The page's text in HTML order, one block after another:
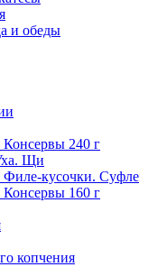
и обеды
240 г
Щи
кусочки. Суфле
160 г
копчения